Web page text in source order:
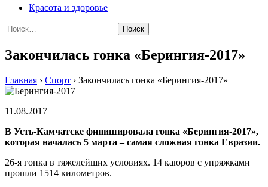
Красота и здоровье
Найти:
Закончилась гонка «Берингия-2017»
Главная › Спорт › Закончилась гонка «Берингия-2017»
11.08.2017
В Усть-Камчатске финишировала гонка «Берингия-2017»,
которая началась 5 марта – самая сложная гонка Евразии.
26-я гонка в тяжелейших условиях. 14 каюров с упряжками
прошли 1514 километров.